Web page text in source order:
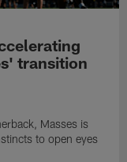
transition
Masses is
to open eyes